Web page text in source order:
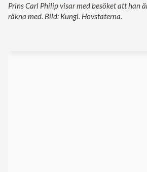
Prins Carl Philip visar med besöket att han
räkna med. Bild: Kungl. Hovstaterna.